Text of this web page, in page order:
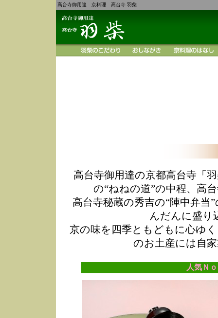
高台寺御用達 京料理 高台寺 羽柴
高台寺御用達の京都高台寺「
の“ねねの道”の中程、高
高台寺秘蔵の秀吉の“陣中弁
んだんに盛り
京の味を四季ともどもに心ゆ
のお土産には自
人気Ｎ